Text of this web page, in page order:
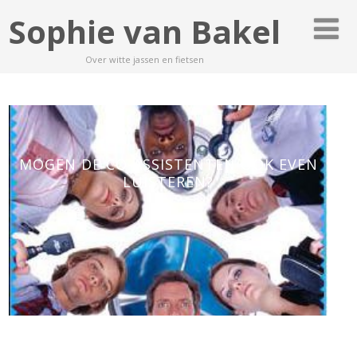
Sophie van Bakel
Over witte jassen en fietsen
MOGEN DE CO-ASSISTENTEN OOK EVEN
LUISTEREN?